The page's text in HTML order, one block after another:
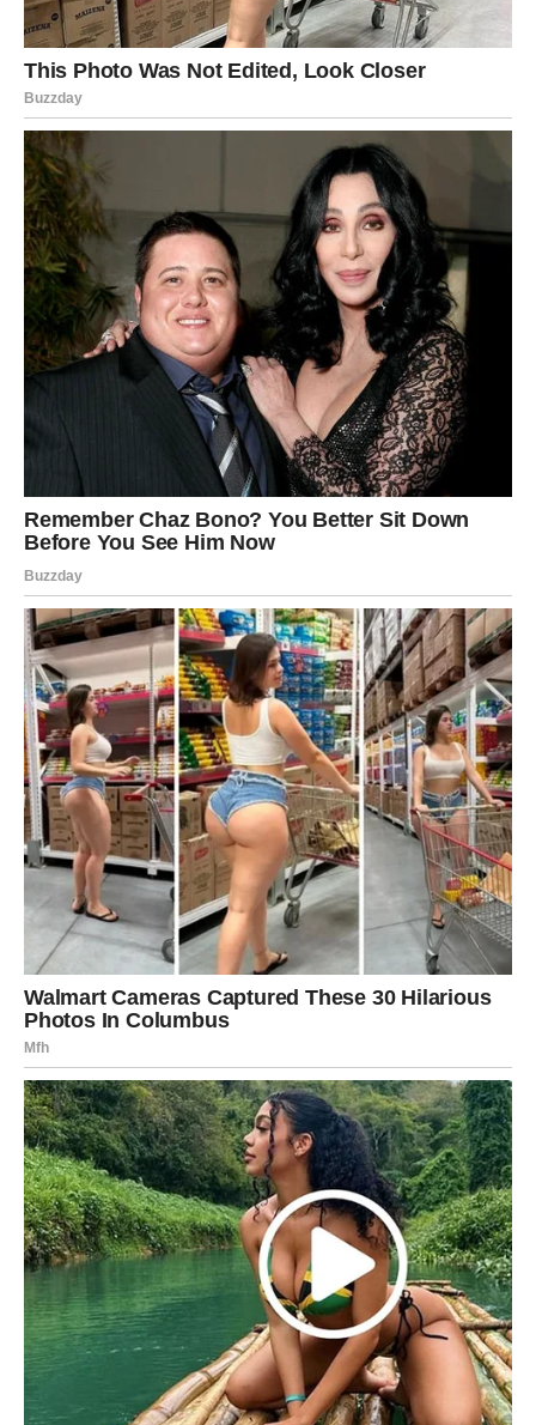
Na taj način osoba može pokušati da stvori osećaj da je
ona važnija ili moćnija u odnosu.
Ovakvo ponašanje često se javlja u toksičnim odnosima –
u partnerskim vezama, prijateljstvima ili čak u porodici.
Kada neko konstantno govori drugoj osobi da nije
dovoljno dobra, pametna ili sposobna, pokušava da je
učini nesigurnom i zavisnom.
5. Nedostatak emocionalne
inteligencije
Emocionalna inteligencija podrazumeva sposobnost da
razumemo sopstvene emocije, ali i da prepoznamo kako
naše reči i postupci utiču na druge.
Ljudi koji imaju nizak nivo emocionalne inteligencije
često ne razmišljaju o posledicama svojih reči. Oni mogu
izgovoriti uvredu bez svesti o tome koliko ona može
povrediti drugu osobu.
Takve osobe često imaju poteškoće u empatiji i
razumevanju tuđih osećanja.
6. Naučeno ponašanje iz
detinjstva
Način na koji komuniciramo često je rezultat okruženja u
kojem smo odrasli. Ako je neko odrastao u porodici gde
su uvrede, kritika ili ponižavanje bili uobičajen način
komunikacije, postoji velika verovatnoća da će i sam
usvojiti takvo ponašanje.
Za takvu osobu to može postati „normalan“ način
izražavanja nezadovoljstva ili konflikta.
Ipak, psihologija naglašava da se ovakvi obrasci
ponašanja mogu promeniti uz svest i rad na sebi.
7. Projekcija sopstvenih problema